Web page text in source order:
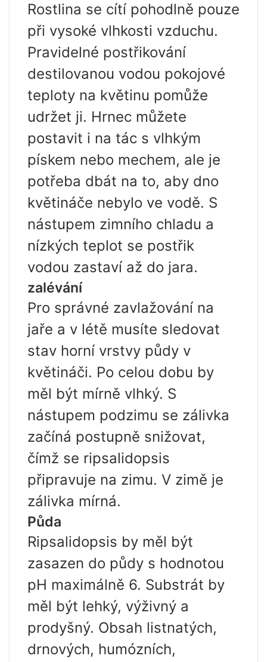
Rostlina se cítí pohodlně pouze
při vysoké vlhkosti vzduchu.
Pravidelné postřikování
destilovanou vodou pokojové
teploty na květinu pomůže
udržet ji. Hrnec můžete
postavit i na tác s vlhkým
pískem nebo mechem, ale je
potřeba dbát na to, aby dno
květináče nebylo ve vodě. S
nástupem zimního chladu a
nízkých teplot se postřik
vodou zastaví až do jara.
zalévání
Pro správné zavlažování na
jaře a v létě musíte sledovat
stav horní vrstvy půdy v
květináči. Po celou dobu by
měl být mírně vlhký. S
nástupem podzimu se zálivka
začíná postupně snižovat,
čímž se ripsalidopsis
připravuje na zimu. V zimě je
zálivka mírná.
Půda
Ripsalidopsis by měl být
zasazen do půdy s hodnotou
pH maximálně 6. Substrát by
měl být lehký, výživný a
prodyšný. Obsah listnatých,
drnových, humózních,